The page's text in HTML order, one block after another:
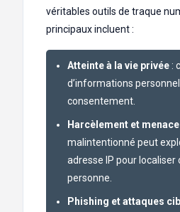
véritables outils de traque
principaux incluent :
Atteinte à la vie privée :
d’informations
consentement.
Harcèlement et
malintentionné peut
adresse IP pour localiser
personne.
Phishing et attaques